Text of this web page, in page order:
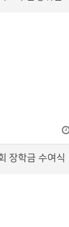
장학금 수여식